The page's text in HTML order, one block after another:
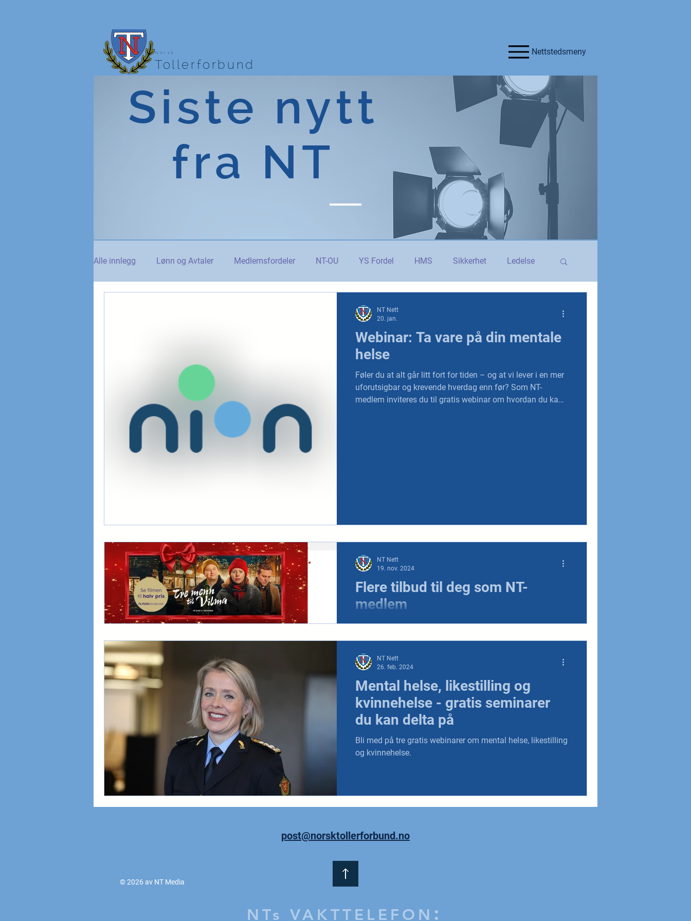
Norsk
Tollerforbund
Nettstedsmeny
Siste nytt
fra NT
Alle innlegg Lønn og Avtaler Medlemsfordeler NT-OU YS Fordel HMS Sikkerhet Ledelse
Pensjon og seniorpolitikk YS og YS Stat
Teknologi, IT og AI LM25 Gjensidige
Webinar: Ta vare på din mentale
helse
Føler du at alt går litt fort for tiden – og at vi lever i en mer
uforutsigbar og krevende hverdag enn før? Som NT-
medlem inviteres du til gratis webinar om hvordan du kan
NT Nett
20. jan.
Flere tilbud til deg som NT-
medlem
Gjennom ditt medlemskap i NT kan du spare penger på
NT Nett
19. nov. 2024
Mental helse, likestilling og
kvinnehelse - gratis seminarer
du kan delta på
Bli med på tre gratis webinarer om mental helse, likestilling
og kvinnehelse.
NT Nett
26. feb. 2024
post@norsktollerforbund.no
© 2026 av NT Media
NTs VAKTTELEFON :